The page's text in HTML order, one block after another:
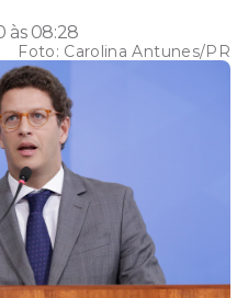
às 08:28
Foto: Carolina Antunes/PR